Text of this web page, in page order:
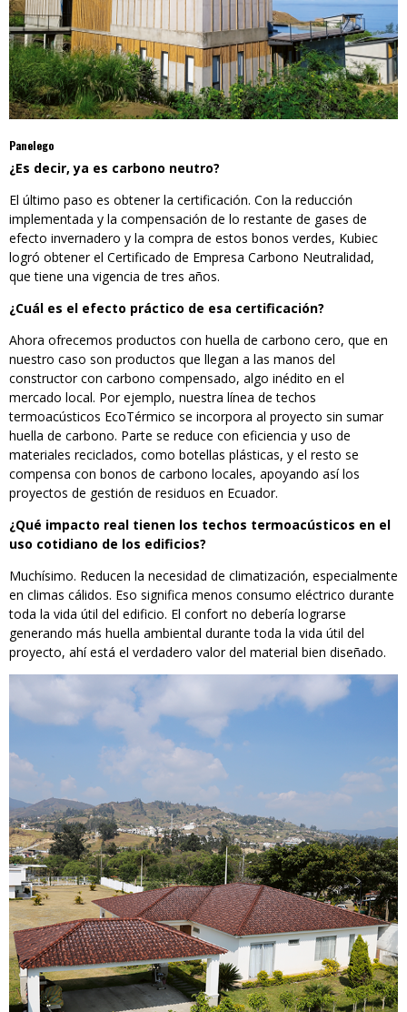
Panelego
¿Es decir, ya es carbono neutro?
El último paso es obtener la certificación. Con la reducción
implementada y la compensación de lo restante de gases de
efecto invernadero y la compra de estos bonos verdes, Kubiec
logró obtener el Certificado de Empresa Carbono Neutralidad,
que tiene una vigencia de tres años.
¿Cuál es el efecto práctico de esa certificación?
Ahora ofrecemos productos con huella de carbono cero, que en
nuestro caso son productos que llegan a las manos del
constructor con carbono compensado, algo inédito en el
mercado local. Por ejemplo, nuestra línea de techos
termoacústicos EcoTérmico se incorpora al proyecto sin sumar
huella de carbono. Parte se reduce con eficiencia y uso de
materiales reciclados, como botellas plásticas, y el resto se
compensa con bonos de carbono locales, apoyando así los
proyectos de gestión de residuos en Ecuador.
¿Qué impacto real tienen los techos termoacústicos en el
uso cotidiano de los edificios?
Muchísimo. Reducen la necesidad de climatización, especialmente
en climas cálidos. Eso significa menos consumo eléctrico durante
toda la vida útil del edificio. El confort no debería lograrse
generando más huella ambiental durante toda la vida útil del
proyecto, ahí está el verdadero valor del material bien diseñado.